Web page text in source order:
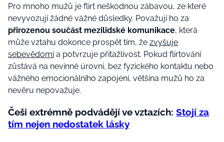
Pro mnoho mužů je flirt neškodnou zábavou, ze které
nevyvozují žádné vážné důsledky. Považují ho za
přirozenou součást mezilidské komunikace, která
může vztahu dokonce prospět tím, že zvyšuje
sebevědomía potvrzuje přitažlivost. Pokud flirtování
zůstává na nevinné úrovni, bez fyzického kontaktu nebo
vážného emocionálního zapojení, většina mužů ho za
nevěru nepovažuje.
Češi extrémně podvádějí ve vztazích: Stojí za
tím nejen nedostatek lásky